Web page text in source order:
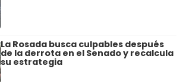
La Rosada busca culpables después
de la derrota en el Senado y recalcula
su estrategia